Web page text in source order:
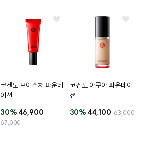
코겐도 모이스처 파운데
이션
30% 46,900
67,000
코겐도 아쿠아 파운데이
션
30% 44,100 63,000